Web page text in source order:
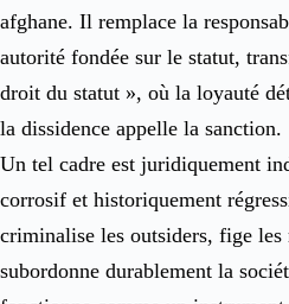
afghane. Il remplace la
autorité fondée sur le statut,
droit du statut », où la loyauté
la dissidence appelle la sanction.
Un tel cadre est juridiquement
corrosif et historiquement
criminalise les outsiders, fige
subordonne durablement la